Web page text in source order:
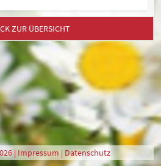
ZUR ÜBERSICHT
| Impressum | Datenschutz